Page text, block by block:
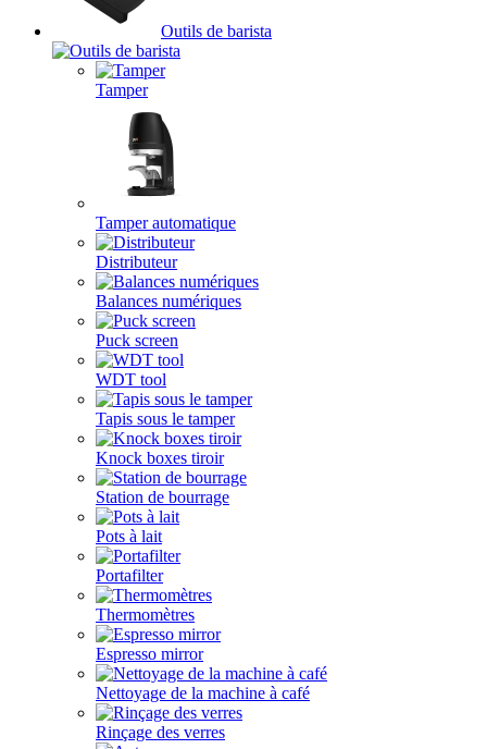
Outils de barista
Tamper
Tamper automatique
Distributeur
Balances numériques
Puck screen
WDT tool
Tapis sous le tamper
Knock boxes tiroir
Station de bourrage
Pots à lait
Portafilter
Thermomètres
Espresso mirror
Nettoyage de la machine à café
Rinçage des verres